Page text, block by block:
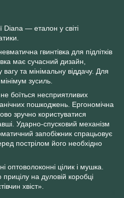
Diana — еталон у світі
гвинтівка для підлітків
має сучасний дизайн,
та мінімальну віддачу. Для
зусиль.
боїться несприятливих
пошкоджень. Ергономічна
зручно користуватися
Ударно-спусковий механізм
запобіжник спрацьовує
пострілом його необхідно
оптоволоконні цілик і мушка.
на дуловій коробці
хвіст».